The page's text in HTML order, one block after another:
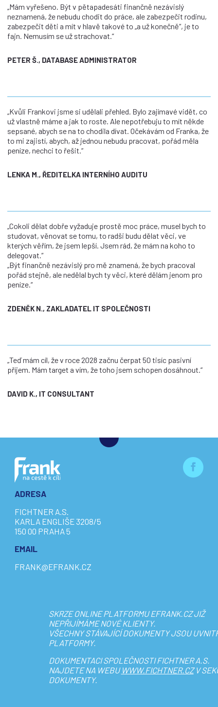
„Mám vyřešeno. Být v pětapadesáti finančně nezávislý
neznamená, že nebudu chodit do práce, ale zabezpečit rodinu,
zabezpečit děti a mít v hlavě takové to „a už konečně“, je to
fajn. Nemusím se už strachovat.“
PETER Š., DATABASE ADMINISTRATOR
„Kvůli Frankovi jsme si udělali přehled. Bylo zajímavé vidět, co
už vlastně máme a jak to roste. Ale nepotřebuju to mít někde
sepsané, abych se na to chodila dívat. Očekávám od Franka, že
to mi zajistí, abych, až jednou nebudu pracovat, pořád měla
peníze, nechci to řešit.“
LENKA M., ŘEDITELKA INTERNÍHO AUDITU
„Cokoli dělat dobře vyžaduje prostě moc práce, musel bych to
studovat, věnovat se tomu, to radši budu dělat věci, ve
kterých věřím, že jsem lepší. Jsem rád, že mám na koho to
delegovat.“
„Být finančně nezávislý pro mě znamená, že bych pracoval
pořád stejně, ale nedělal bych ty věci, které dělám jenom pro
peníze.“
ZDENĚK N., ZAKLADATEL IT SPOLEČNOSTI
„Teď mám cíl, že v roce 2028 začnu čerpat 50 tisíc pasivní
příjem. Mám target a vím, že toho jsem schopen dosáhnout.“
DAVID K., IT CONSULTANT
ADRESA
FICHTNER A.S.
KARLA ENGLIŠE 3208/5
150 00 PRAHA 5
EMAIL
FRANK@EFRANK.CZ
SKRZE ONLINE PLATFORMU EFRANK.CZ JIŽ
NEPŘIJÍMÁME NOVÉ KLIENTY.
VŠECHNY STÁVAJÍCÍ DOKUMENTY JSOU
PLATFORMY.
DOKUMENTACI SPOLEČNOSTI FICHTNER A.S.
NAJDETE NA WEBU WWW.FICHTNER.CZV
DOKUMENTY.